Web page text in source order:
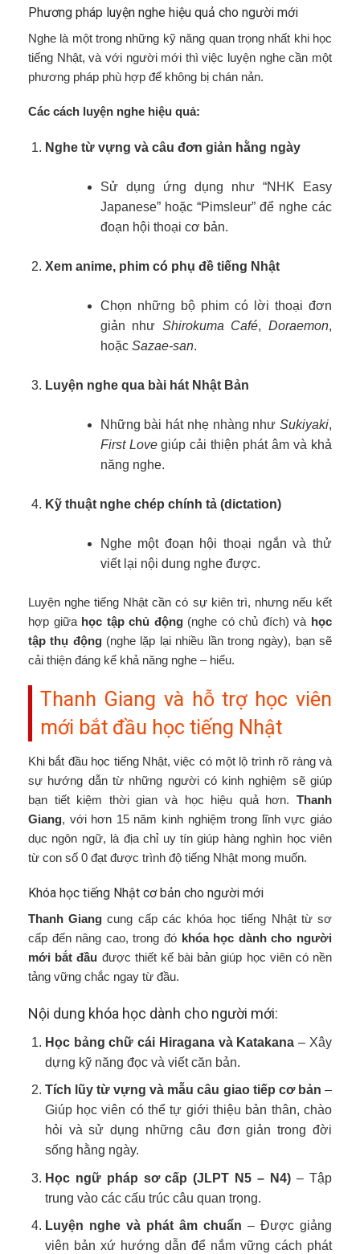
Phương pháp luyện nghe hiệu quả cho người mới
Nghe là một trong những kỹ năng quan trọng nhất khi học
tiếng Nhật, và với người mới thì việc luyện nghe cần một
phương pháp phù hợp để không bị chán nản.
Các cách luyện nghe hiệu quả:
Nghe từ vựng và câu đơn giản hằng ngày
Sử dụng ứng dụng như “NHK Easy
Japanese” hoặc “Pimsleur” để nghe các
đoạn hội thoại cơ bản.
Xem anime, phim có phụ đề tiếng Nhật
Chọn những bộ phim có lời thoại đơn
giản như Shirokuma Café,Doraemon,
hoặc Sazae-san.
Luyện nghe qua bài hát Nhật Bản
Những bài hát nhẹ nhàng như Sukiyaki,
First Lovegiúp cải thiện phát âm và khả
năng nghe.
Kỹ thuật nghe chép chính tả (dictation)
Nghe một đoạn hội thoại ngắn và thử
viết lại nội dung nghe được.
Luyện nghe tiếng Nhật cần có sự kiên trì, nhưng nếu kết
hợp giữa học tập chủ động(nghe có chủ đích) và học
tập thụ động(nghe lặp lại nhiều lần trong ngày), bạn sẽ
cải thiện đáng kể khả năng nghe – hiểu.
Thanh Giang và hỗ trợ học viên
mới bắt đầu học tiếng Nhật
Khi bắt đầu học tiếng Nhật, việc có một lộ trình rõ ràng và
sự hướng dẫn từ những người có kinh nghiệm sẽ giúp
bạn tiết kiệm thời gian và học hiệu quả hơn. Thanh
Giang, với hơn 15 năm kinh nghiệm trong lĩnh vực giáo
dục ngôn ngữ, là địa chỉ uy tín giúp hàng nghìn học viên
từ con số 0 đạt được trình độ tiếng Nhật mong muốn.
Khóa học tiếng Nhật cơ bản cho người mới
Thanh Giang cung cấp các khóa học tiếng Nhật từ sơ
cấp đến nâng cao, trong đó khóa học dành cho người
mới bắt đầu được thiết kế bài bản giúp học viên có nền
tảng vững chắc ngay từ đầu.
Nội dung khóa học dành cho người mới:
Học bảng chữ cái Hiragana và Katakana – Xây
dựng kỹ năng đọc và viết căn bản.
Tích lũy từ vựng và mẫu câu giao tiếp cơ bản –
Giúp học viên có thể tự giới thiệu bản thân, chào
hỏi và sử dụng những câu đơn giản trong đời
sống hằng ngày.
Học ngữ pháp sơ cấp (JLPT N5 – N4) – Tập
trung vào các cấu trúc câu quan trọng.
Luyện nghe và phát âm chuẩn – Được giảng
viên bản xứ hướng dẫn để nắm vững cách phát